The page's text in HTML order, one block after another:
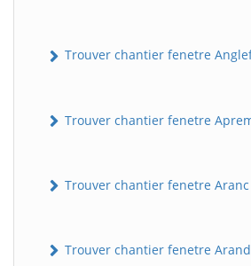
Trouver chantier fenetre
Trouver chantier fenetre
Trouver chantier fenetre Aranc
Trouver chantier fenetre